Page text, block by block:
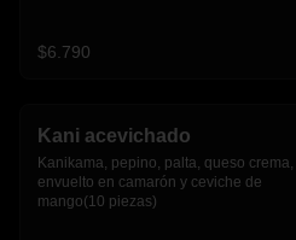
$6.790
Kani acevichado
Kanikama, pepino, palta, queso crema,
envuelto en camarón y ceviche de
mango(10 piezas)